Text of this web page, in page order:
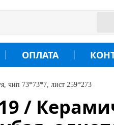
ОПЛАТА
чип 73*73*7, лист 259*273
/